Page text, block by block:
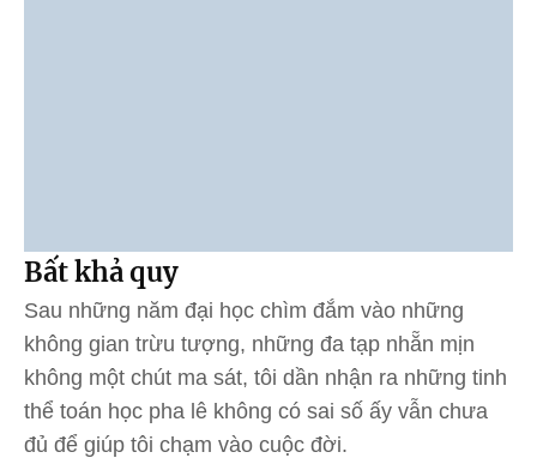
Bất khả quy
Sau những năm đại học chìm đắm vào những
không gian trừu tượng, những đa tạp nhẵn mịn
không một chút ma sát, tôi dần nhận ra những tinh
thể toán học pha lê không có sai số ấy vẫn chưa
đủ để giúp tôi chạm vào cuộc đời.